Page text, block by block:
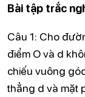
Bài tập trắc
Câu 1: Cho
điểm O và d
chiếu vuông
thẳng d và mặt